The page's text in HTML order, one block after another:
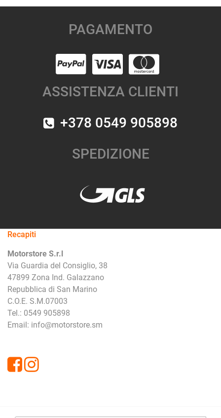
PAGAMENTO
ASSISTENZA CLIENTI
+378 0549 905898
SPEDIZIONE
Recapiti
Motorstore S.r.l
Via Guardia del Consiglio, 38
47899 Zona Ind. Galazzano
Repubblica di San Marino
C.O.E. S.M.07003
Tel.: 0549 905898
Email: info@motorstore.sm
FacebookInstagram